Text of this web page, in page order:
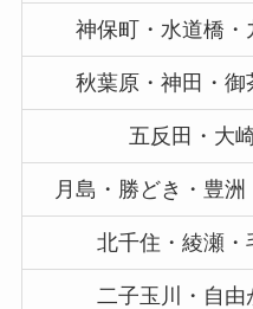
神保町・水道橋・
秋葉原・神田・御
五反田・大
月島・勝どき・豊洲
北千住・綾瀬・
二子玉川・自由